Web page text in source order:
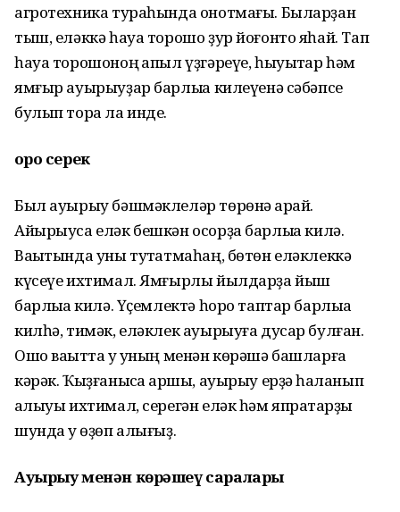
агротехника тураһында онотмағы. Быларҙан
тыш, еләккә һауа торошо ҙур йоғонто яһай. Тап
һауа торошоноң ҡапыл үҙгәреүе, һыуыҡтар һәм
ямғыр ауырыуҙар барлыҡҡа килеүенә сәбәпсе
булып тора ла инде.
Һоро серек
Был ауырыу бәшмәклеләр төрөнә ҡарай.
Айырыуса еләк бешкән осорҙа барлыҡҡа килә.
Ваҡытында уны туҡтатмаһаң, бөтөн еләклеккә
күсеүе ихтимал. Ямғырлы йылдарҙа йыш
барлыҡҡа килә. Үҫемлектә һоро таптар барлыҡҡа
килһә, тимәк, еләклек ауырыуға дусар булған.
Ошо ваҡытта уҡ уның менән көрәшә башларға
кәрәк. Ҡыҙғанысҡа ҡаршы, ауырыу ерҙә һаҡланып
ҡалыуы ихтимал, серегән еләк һәм япраҡтарҙы
шунда уҡ өҙөп алығыҙ.
Ауырыу менән көрәшеү саралары